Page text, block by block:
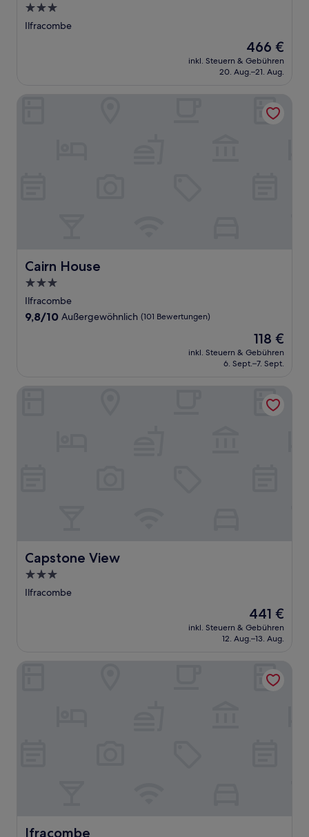
3.0-
Sterne-
Ilfracombe
Der
Preis
beträgt
466 €
inkl. Steuern & Gebühren
20. Aug.–21. Aug.
Cairn House
Cairn House
3.0-
Sterne-
Unterkunft
Ilfracombe
9.8
9,8/10 Außergewöhnlich (101 Bewertungen)
Der
Preis
beträgt
118 €
inkl. Steuern & Gebühren
6. Sept.–7. Sept.
Capstone View
Capstone View
3.0-
Sterne-
Ilfracombe
Der
Preis
beträgt
441 €
inkl. Steuern & Gebühren
12. Aug.–13. Aug.
Ifracombe
Ifracombe